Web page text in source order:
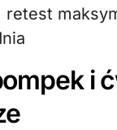
retest
i